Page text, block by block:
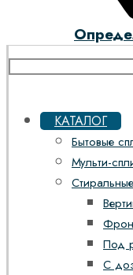
КАТАЛОГ
Бытовые
Мульти-
Под
С